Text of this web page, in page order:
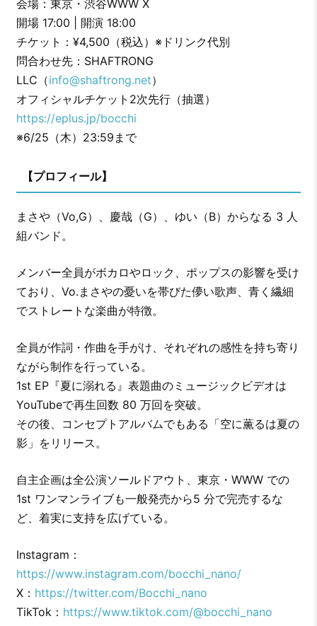
会場：東京・渋谷WWW X
開場 17:00 | 開演 18:00
チケット：¥4,500（税込）※ドリンク代別
問合わせ先：SHAFTRONG
LLC（info@shaftrong.net）
オフィシャルチケット2次先行（抽選）
https://eplus.jp/bocchi
※6/25（木）23:59まで
【プロフィール】
まさや（Vo,G）、慶哉（G）、ゆい（B）からなる 3 人
組バンド。
メンバー全員がボカロやロック、ポップスの影響を受け
ており、Vo.まさやの憂いを帯びた儚い歌声、⻘く繊細
でストレートな楽曲が特徴。
全員が作詞・作曲を手がけ、それぞれの感性を持ち寄り
ながら制作を行っている。
1st EP『夏に溺れる』表題曲のミュージックビデオは
YouTubeで再生回数 80 万回を突破。
その後、コンセプトアルバムでもある「空に薫るは夏の
影」をリリース。
自主企画は全公演ソールドアウト、東京・WWW での
1st ワンマンライブも一般発売から5 分で完売するな
ど、着実に支持を広げている。
Instagram：
https://www.instagram.com/bocchi_nano/
X： https://twitter.com/Bocchi_nano
TikTok： https://www.tiktok.com/@bocchi_nano